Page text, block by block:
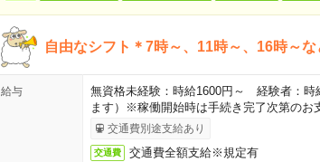
自由なシフト＊7時～、11時～、16時～
給与
無資格未経験：時給1600円～ 経験者：
ます）※稼働開始時は手続き完了次第のお
交通費別途支給あり
交通費 交通費全額支給※規定有